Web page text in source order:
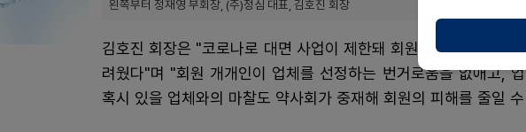
왼쪽부터 정재영 부회장, (주)정심 대표, 김호진 회장
김호진 회장은 "코로나로 대면 사업이 제한돼 회원 편의를 도모할
려웠다"며 "회원 개개인이 업체를 선정하는 번거로움을 없애고,
혹시 있을 업체와의 마찰도 약사회가 중재해 회원의 피해를 줄일